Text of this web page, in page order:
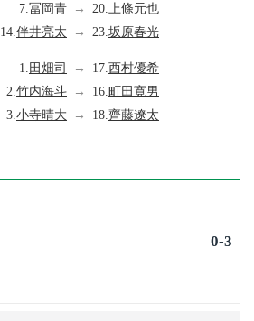
7. 冨岡青 → 20.
上條元也
14. 伴井亮太 → 23. 坂原春光
1. 田畑司 → 17. 西村優希
2. 竹内海斗 → 16. 町田寛男
3. 小寺晴大 → 18. 齊藤遼太
0-3